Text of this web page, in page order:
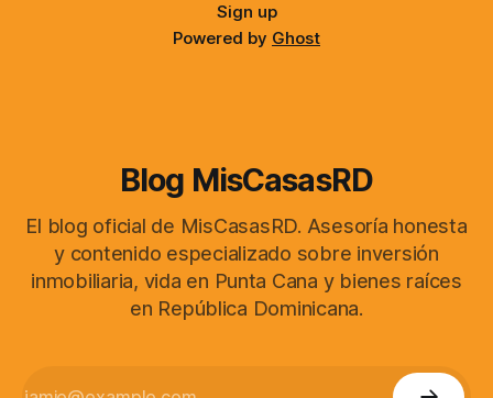
Sign up
Powered by Ghost
Blog MisCasasRD
El blog oficial de MisCasasRD. Asesoría honesta
y contenido especializado sobre inversión
inmobiliaria, vida en Punta Cana y bienes raíces
en República Dominicana.